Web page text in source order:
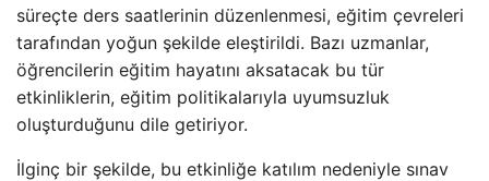
süreçte ders saatlerinin düzenlenmesi, eğitim çevreleri
tarafından yoğun şekilde eleştirildi. Bazı uzmanlar,
öğrencilerin eğitim hayatını aksatacak bu tür
etkinliklerin, eğitim politikalarıyla uyumsuzluk
oluşturduğunu dile getiriyor.
İlginç bir şekilde, bu etkinliğe katılım nedeniyle sınav